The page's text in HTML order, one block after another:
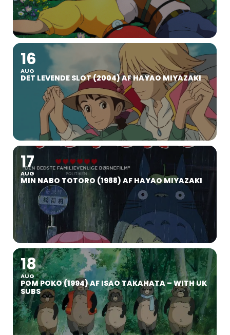
16
AUG
DET LEVENDE SLOT (2004) AF HAYAO MIYAZAKI
17
AUG
MIN NABO TOTORO (1988) AF HAYAO MIYAZAKI
18
AUG
POM POKO (1994) AF ISAO TAKAHATA – WITH UK
SUBS